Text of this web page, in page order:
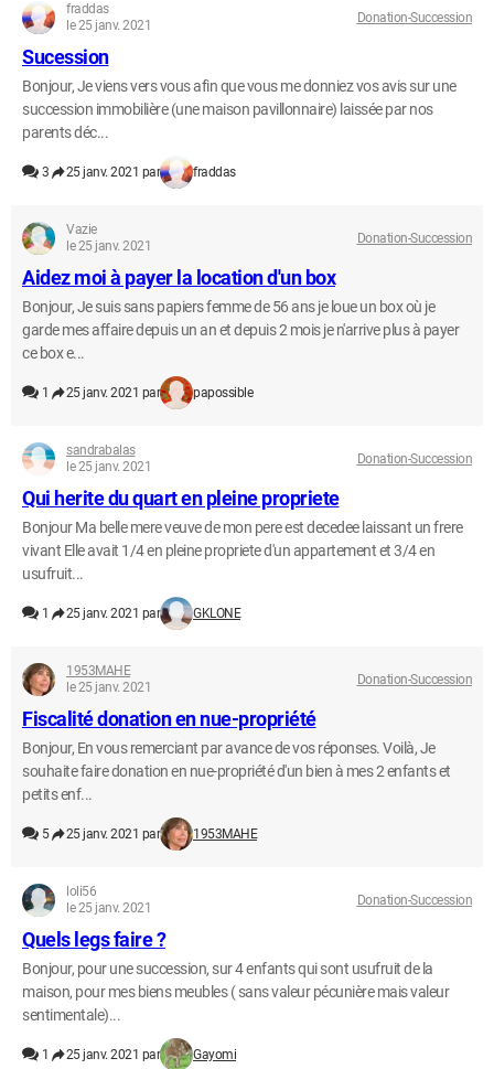
fraddas
le 25 janv. 2021
Donation-Succession
Sucession
Bonjour, Je viens vers vous afin que vous me donniez vos avis sur une
succession immobilière (une maison pavillonnaire) laissée par nos
parents déc...
3 25 janv. 2021 par fraddas
Vazie
le 25 janv. 2021
Donation-Succession
Aidez moi à payer la location d'un box
Bonjour, Je suis sans papiers femme de 56 ans je loue un box où je
garde mes affaire depuis un an et depuis 2 mois je n'arrive plus à payer
ce box e...
1 25 janv. 2021 par papossible
sandrabalas
le 25 janv. 2021
Donation-Succession
Qui herite du quart en pleine propriete
Bonjour Ma belle mere veuve de mon pere est decedee laissant un frere
vivant Elle avait 1/4 en pleine propriete d'un appartement et 3/4 en
usufruit...
1 25 janv. 2021 par GKLONE
1953MAHE
le 25 janv. 2021
Donation-Succession
Fiscalité donation en nue-propriété
Bonjour, En vous remerciant par avance de vos réponses. Voilà, Je
souhaite faire donation en nue-propriété d'un bien à mes 2 enfants et
petits enf...
5 25 janv. 2021 par 1953MAHE
loli56
le 25 janv. 2021
Donation-Succession
Quels legs faire ?
Bonjour, pour une succession, sur 4 enfants qui sont usufruit de la
maison, pour mes biens meubles ( sans valeur pécunière mais valeur
sentimentale)...
1 25 janv. 2021 par Gayomi